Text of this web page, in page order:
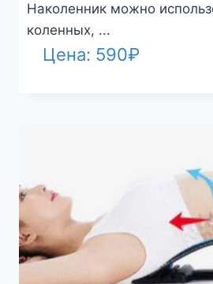
Наколенник можно
коленных, ...
Цена: 590₽